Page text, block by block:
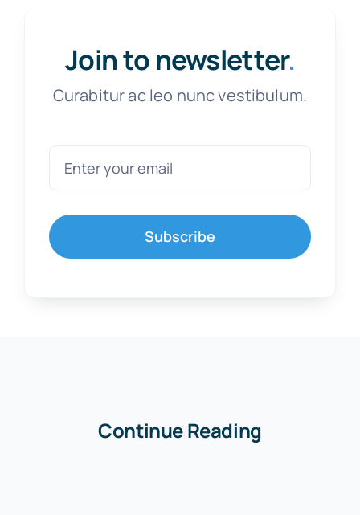
Join to newsletter.
Curabitur ac leo nunc vestibulum.
Subscribe
Continue Reading